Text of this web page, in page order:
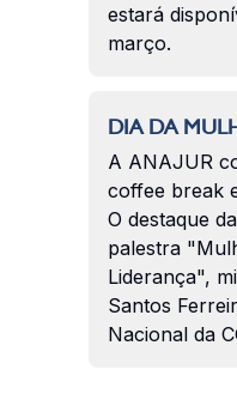
estará
março.
DIA DA
A ANAJUR
coffee break
O destaque
palestra
Liderança",
Santos
Nacional da